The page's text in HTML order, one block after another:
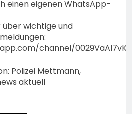
einen eigenen WhatsApp-
wichtige und
channel/
Polizei Mettmann,
aktuell